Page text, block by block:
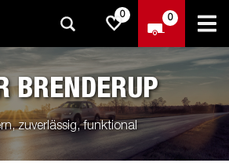
0 0
BRENDERUP
zuverlässig, funktional